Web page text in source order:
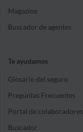
Magazine
Buscador de agentes
Te ayudamos
Glosario del seguro
Preguntas Frecuentes
Portal de colaboradores
Buscador